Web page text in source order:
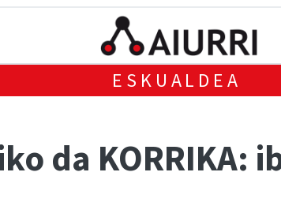
ESKUALDEA
da KORRIKA: